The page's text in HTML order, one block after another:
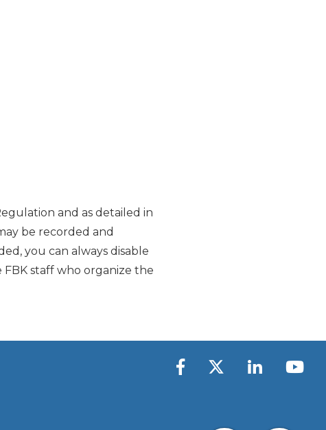
and as detailed in
be recorded and
you can always disable
staff who organize the